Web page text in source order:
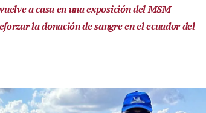
a casa en una exposición del MSM
la donación de sangre en el ecuador del